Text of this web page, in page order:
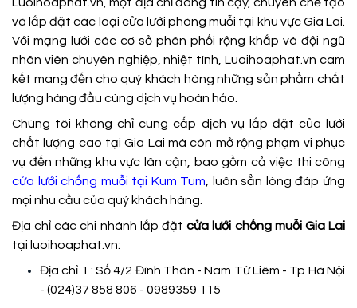
Luoihoaphat.vn, một địa chỉ đáng tin cậy, chuyên chế tạo
và lắp đặt các loại cửa lưới phòng muỗi tại khu vực Gia Lai.
Với mạng lưới các cơ sở phân phối rộng khắp và đội ngũ
nhân viên chuyên nghiệp, nhiệt tình, Luoihoaphat.vn cam
kết mang đến cho quý khách hàng những sản phẩm chất
lượng hàng đầu cùng dịch vụ hoàn hảo.
Chúng tôi không chỉ cung cấp dịch vụ lắp đặt của lưới
chất lượng cao tại Gia Lai mà còn mở rộng phạm vi phục
vụ đến những khu vực lân cận, bao gồm cả việc thi công
cửa lưới chống muỗi tại Kum Tum, luôn sẳn lòng đáp ứng
mọi nhu cầu của quý khách hàng.
Địa chỉ các chi nhánh lắp đặtcửa lưới chống muỗi Gia Lai
tại luoihoaphat.vn:
Địa chỉ 1 : Số 4/2 Đình Thôn - Nam Từ Liêm - Tp Hà Nội
- (024)37 858 806 - 0989359 115